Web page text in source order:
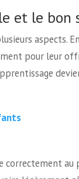
et le
aspects.
pour leur
correctement